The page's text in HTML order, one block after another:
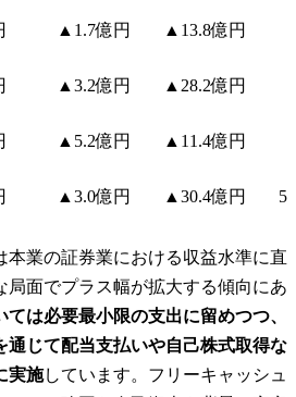
▲1.7億円 ▲13.8億円
▲3.2億円 ▲28.2億円
▲5.2億円 ▲11.4億円
▲3.0億円 ▲30.4億円
本業の証券業における収益水準に直
局面でプラス幅が拡大する傾向にあ
ては必要最小限の支出に留めつつ、
通じて配当支払いや自己株式取得な
実施しています。フリーキャッシュ